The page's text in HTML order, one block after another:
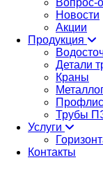
Вопрос-
Новости
Акции
Продукция
Детали
Краны
Трубы
Услуги
Контакты